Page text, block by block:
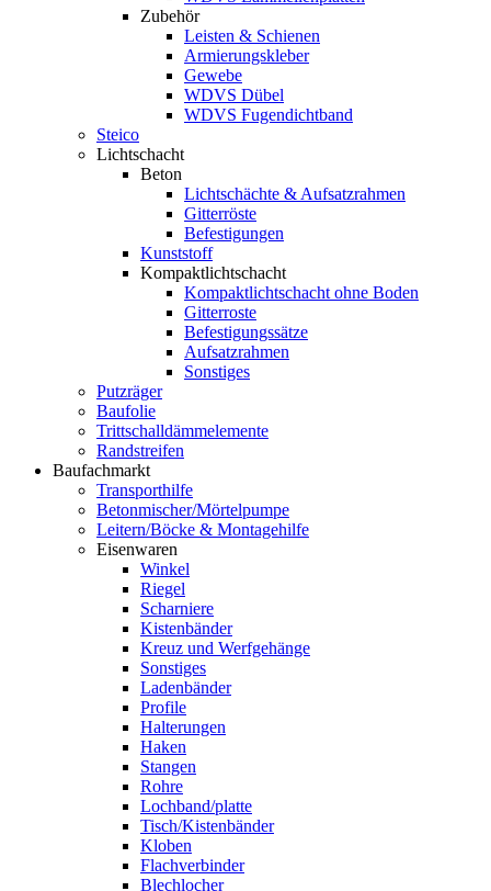
Zubehör
Leisten & Schienen
Armierungskleber
Gewebe
WDVS Dübel
WDVS Fugendichtband
Steico
Lichtschacht
Beton
Lichtschächte & Aufsatzrahmen
Gitterröste
Befestigungen
Kunststoff
Kompaktlichtschacht
Kompaktlichtschacht ohne Boden
Gitterroste
Befestigungssätze
Aufsatzrahmen
Sonstiges
Putzräger
Baufolie
Trittschalldämmelemente
Randstreifen
Baufachmarkt
Transporthilfe
Betonmischer/Mörtelpumpe
Leitern/Böcke & Montagehilfe
Eisenwaren
Winkel
Riegel
Scharniere
Kistenbänder
Kreuz und Werfgehänge
Sonstiges
Ladenbänder
Profile
Halterungen
Haken
Stangen
Rohre
Lochband/platte
Tisch/Kistenbänder
Kloben
Flachverbinder
Blechlocher